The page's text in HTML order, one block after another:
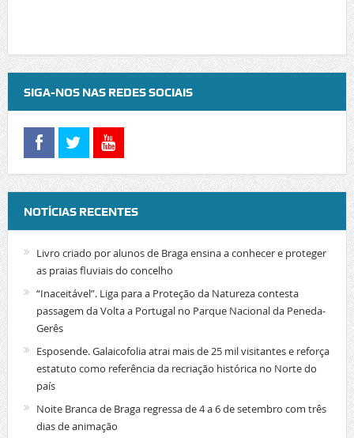
SIGA-NOS NAS REDES SOCIAIS
NOTÍCIAS RECENTES
Livro criado por alunos de Braga ensina a conhecer e proteger
as praias fluviais do concelho
“Inaceitável”. Liga para a Proteção da Natureza contesta
passagem da Volta a Portugal no Parque Nacional da Peneda-
Gerês
Esposende. Galaicofolia atrai mais de 25 mil visitantes e reforça
estatuto como referência da recriação histórica no Norte do
país
Noite Branca de Braga regressa de 4 a 6 de setembro com três
dias de animação